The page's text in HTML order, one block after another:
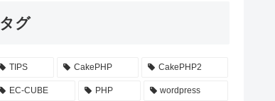
タグ
TIPS CakePHP CakePHP2
EC-CUBE PHP wordpress